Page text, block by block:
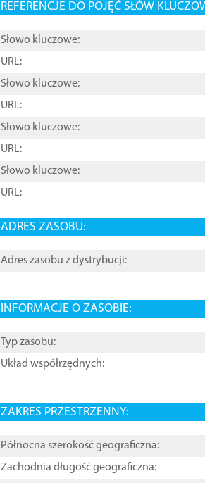
REFERENCJE DO POJĘĆ SŁÓW
Słowo kluczowe:
URL:
Słowo kluczowe:
URL:
Słowo kluczowe:
URL:
Słowo kluczowe:
URL:
ADRES ZASOBU:
Adres zasobu z dystrybucji:
INFORMACJE O ZASOBIE:
Typ zasobu:
Układ współrzędnych:
ZAKRES PRZESTRZENNY:
Północna szerokość geograficzna:
Zachodnia długość geograficzna: